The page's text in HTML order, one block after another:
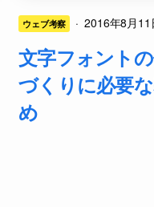
ウェブ考察 · 2016年8月11
文字フォント
づくりに必要
め